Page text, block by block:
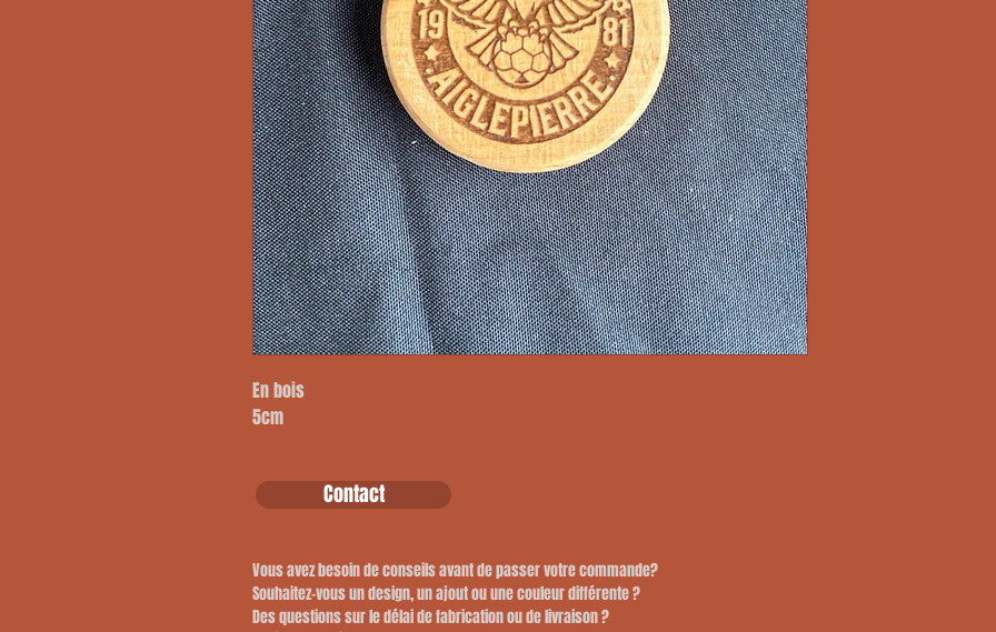
En bois
5cm
Contact
Vous avez besoin de conseils avant de passer votre commande?
​Souhaitez-vous un design, un ajout ou une couleur différente ?
​Des questions sur le délai de fabrication ou de livraison ?